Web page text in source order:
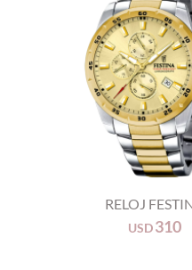
RELOJ
USD 310